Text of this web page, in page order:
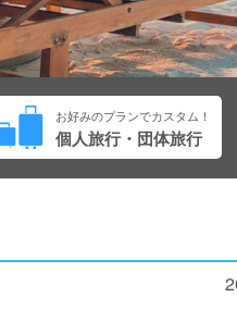
お好みのプランでカスタム！
個人旅行・団体旅行